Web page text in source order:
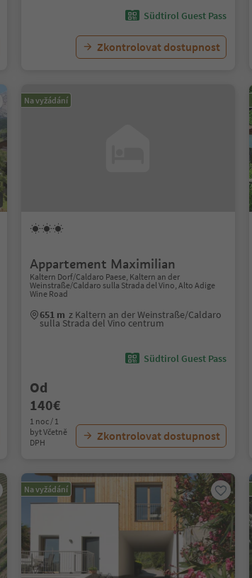
Südtirol Guest Pass
Zkontrolovat dostupnost
Na vyžádání
Appartement Maximilian
Kaltern Dorf/Caldaro Paese, Kaltern an der
Weinstraße/Caldaro sulla Strada del Vino, Alto Adige
Wine Road
651 m z Kaltern an der Weinstraße/Caldaro
sulla Strada del Vino centrum
Südtirol Guest Pass
Od
140€
1 noc / 1
byt Včetně
DPH
Zkontrolovat dostupnost
Na vyžádání